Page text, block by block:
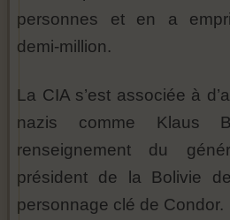
personnes et en a
demi-million.
La CIA s’est associée à
nazis comme Klaus
renseignement du
président de la Bolivie
personnage clé de Condor.